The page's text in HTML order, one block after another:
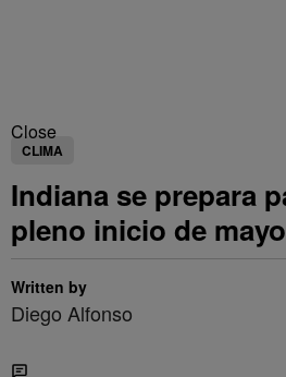
Close
CLIMA
Indiana se prepara
pleno inicio de mayo
Written by
Diego Alfonso